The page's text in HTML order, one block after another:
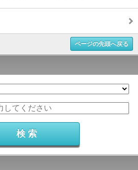
ページの先頭へ戻る